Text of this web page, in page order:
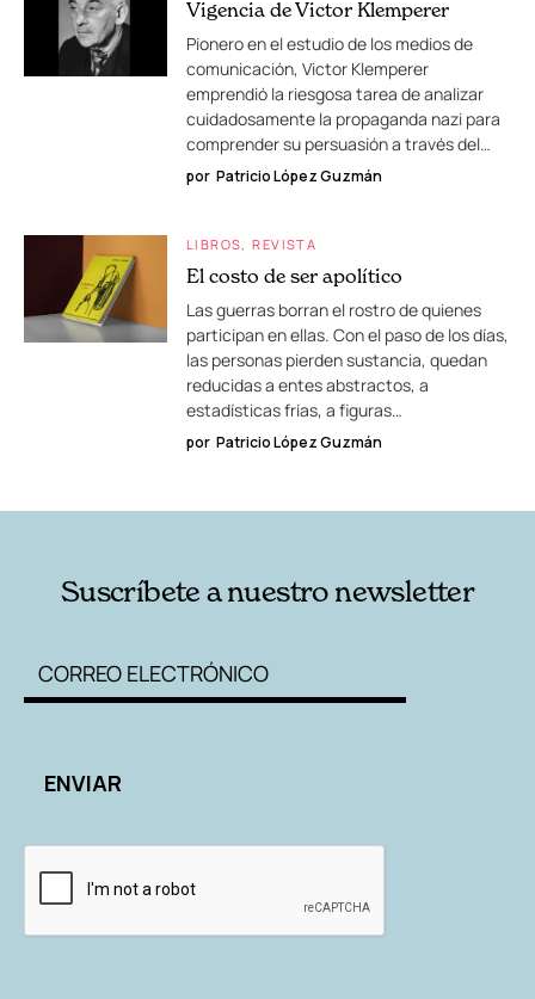
Vigencia de Victor Klemperer
Pionero en el estudio de los medios de
comunicación, Victor Klemperer
emprendió la riesgosa tarea de analizar
cuidadosamente la propaganda nazi para
comprender su persuasión a través del…
por Patricio López Guzmán
LIBROS REVISTA
El costo de ser apolítico
Las guerras borran el rostro de quienes
participan en ellas. Con el paso de los días,
las personas pierden sustancia, quedan
reducidas a entes abstractos, a
estadísticas frías, a figuras…
por Patricio López Guzmán
Suscríbete a nuestro newsletter